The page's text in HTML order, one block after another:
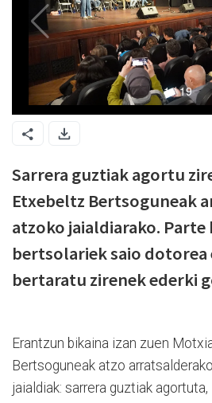
Sarrera guztiak agortu
Etxebeltz Bertsoguneak
atzoko jaialdiarako.
bertsolariek saio dotorea
bertaratu zirenek ederki
Erantzun bikaina izan zuen
Bertsoguneak atzo
jaialdiak: sarrera guztiak